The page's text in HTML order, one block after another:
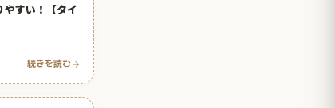
すい！【タイ
続きを読む